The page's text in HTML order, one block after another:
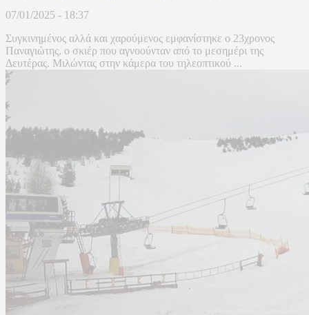
07/01/2025 - 18:37
Συγκινημένος αλλά και χαρούμενος εμφανίστηκε ο 23χρονος
Παναγιώτης, ο σκιέρ που αγνοούνταν από το μεσημέρι της
Δευτέρας. Μιλώντας στην κάμερα του τηλεοπτικού ...